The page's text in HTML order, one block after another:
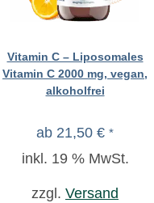
Vitamin C – Liposomales
Vitamin C 2000 mg, vegan,
alkoholfrei
ab 21,50 € *
inkl. 19 % MwSt.
zzgl. Versand